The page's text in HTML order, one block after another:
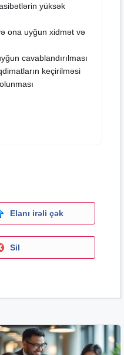
yüksək
ona uyğun xidmət və
cavablandırılması
keçirilməsi
qabiliyyəti olan
metodların düzgün
ideya axtarışında
Elanı irəli çək
Sil